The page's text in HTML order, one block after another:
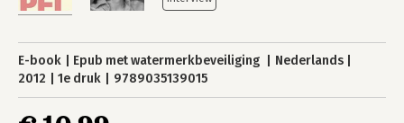
E-book Epub met watermerkbeveiliging
Nederlands
2012
1e druk 9789035139015